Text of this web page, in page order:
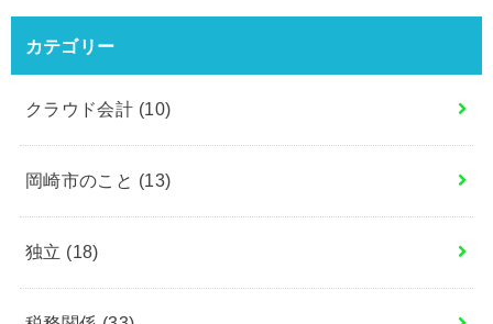
カテゴリー
クラウド会計 (10)
岡崎市のこと (13)
独立 (18)